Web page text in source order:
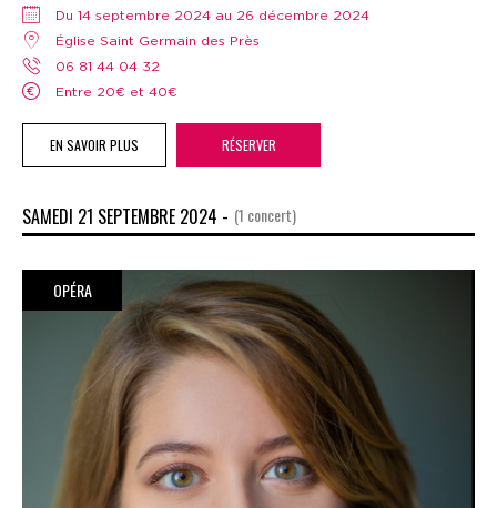
Du 14 septembre 2024 au 26 décembre 2024
Église Saint Germain des Près
06 81 44 04 32
Entre 20€ et 40€
EN SAVOIR PLUS RÉSERVER
SAMEDI 21 SEPTEMBRE 2024 - (1 concert)
OPÉRA